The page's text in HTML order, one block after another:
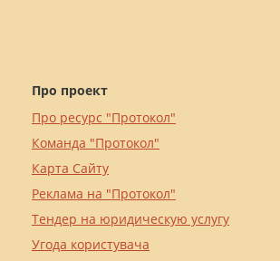
Про проект
Про ресурс "Протокол"
Команда "Протокол"
Карта Сайту
Реклама на "Протокол"
Тендер на юридическую услугу
Угода користувача